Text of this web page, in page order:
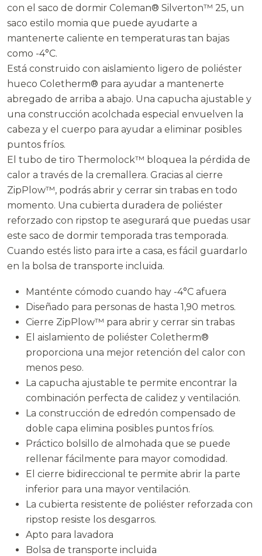
con el saco de dormir Coleman® Silverton™ 25, un
saco estilo momia que puede ayudarte a
mantenerte caliente en temperaturas tan bajas
como -4°C.
Está construido con aislamiento ligero de poliéster
hueco Coletherm® para ayudar a mantenerte
abregado de arriba a abajo. Una capucha ajustable y
una construcción acolchada especial envuelven la
cabeza y el cuerpo para ayudar a eliminar posibles
puntos fríos.
El tubo de tiro Thermolock™ bloquea la pérdida de
calor a través de la cremallera. Gracias al cierre
ZipPlow™, podrás abrir y cerrar sin trabas en todo
momento. Una cubierta duradera de poliéster
reforzado con ripstop te asegurará que puedas usar
este saco de dormir temporada tras temporada.
Cuando estés listo para irte a casa, es fácil guardarlo
en la bolsa de transporte incluida.
Manténte cómodo cuando hay -4°C afuera
Diseñado para personas de hasta 1,90 metros.
Cierre ZipPlow™ para abrir y cerrar sin trabas
El aislamiento de poliéster Coletherm®
proporciona una mejor retención del calor con
menos peso.
La capucha ajustable te permite encontrar la
combinación perfecta de calidez y ventilación.
La construcción de edredón compensado de
doble capa elimina posibles puntos fríos.
Práctico bolsillo de almohada que se puede
rellenar fácilmente para mayor comodidad.
El cierre bidireccional te permite abrir la parte
inferior para una mayor ventilación.
La cubierta resistente de poliéster reforzada con
ripstop resiste los desgarros.
Apto para lavadora
Bolsa de transporte incluida